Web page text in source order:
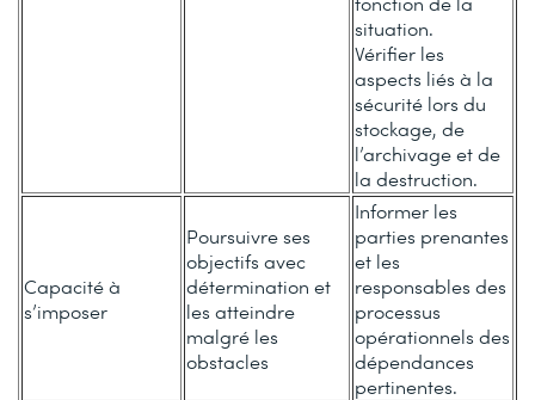
situation.
Vérifier les
aspects liés à la
sécurité lors du
stockage, de
l’archivage et de
la destruction.
Capacité à
s’imposer
Poursuivre ses
objectifs avec
détermination et
les atteindre
malgré les
obstacles
Informer les
parties prenantes
et les
responsables des
processus
opérationnels des
dépendances
pertinentes.